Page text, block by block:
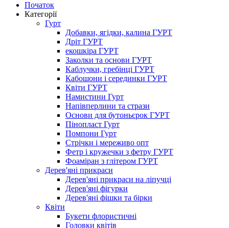
Початок
Категорії
Гурт
Добавки, ягідки, калина ГУРТ
Дріт ГУРТ
екошкіра ГУРТ
Заколки та основи ГУРТ
Каблучки, гребінці ГУРТ
Кабошони і серединки ГУРТ
Квіти ГУРТ
Намистини Гурт
Напівперлини та стрази
Основи для бутоньєрок ГУРТ
Пінопласт Гурт
Помпони Гурт
Стрічки і мереживо опт
Фетр і кружечки з фетру ГУРТ
Фоаміран з глітером ГУРТ
Дерев'яні прикраси
Дерев'яні прикраси на ліпучці
Дерев'яні фігурки
Дерев'яні фішки та бірки
Квіти
Букети флористичні
Головки квітів